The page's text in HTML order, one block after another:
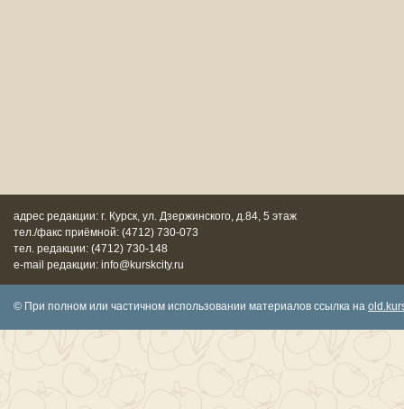
адрес редакции: г. Курск, ул. Дзержинского, д.84, 5 этаж
тел./факс приёмной: (4712) 730-073
тел. редакции: (4712) 730-148
e-mail редакции: info@kurskcity.ru
© При полном или частичном использовании материалов ссылка на